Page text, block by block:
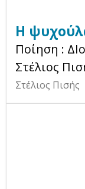
Η
Ποίηση :
Στέλιος
Στέλιος Πισής